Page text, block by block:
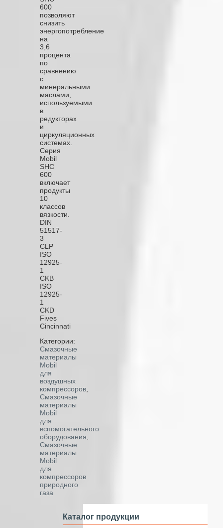
600
позволяют
снизить
энергопотребление
на
3,6
процента
по
сравнению
с
минеральными
маслами,
используемыми
в
редукторах
и
циркуляционных
системах.
Серия
Mobil
SHC
600
включает
продукты
10
классов
вязкости.
DIN
51517-
3
CLP
ISO
12925-
1
CKB
ISO
12925-
1
CKD
Fives
Cincinnati
Категории:
Смазочные
материалы
Mobil
для
воздушных
компрессоров,
Смазочные
материалы
Mobil
для
вспомогательного
оборудования
Смазочные
материалы
Mobil
для
компрессоров
природного
газа
Каталог продукции